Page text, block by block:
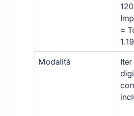
=
Modalità
Iter